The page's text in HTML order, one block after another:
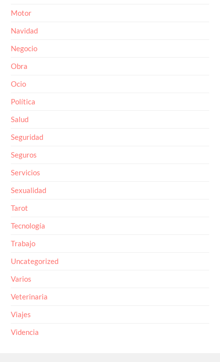
Motor
Navidad
Negocio
Obra
Ocio
Política
Salud
Seguridad
Seguros
Servicios
Sexualidad
Tarot
Tecnología
Trabajo
Uncategorized
Varios
Veterinaria
Viajes
Videncia